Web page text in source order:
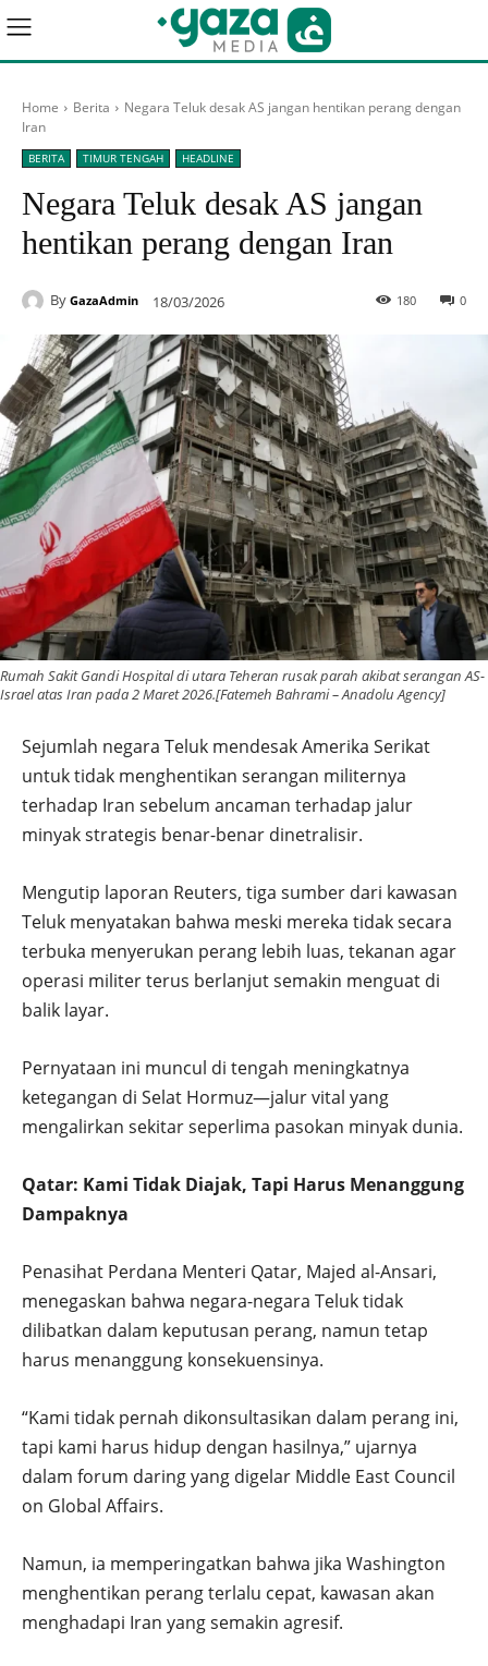
Home Berita
Negara Teluk desak AS jangan hentikan perang dengan
Iran
BERITA TIMUR TENGAH HEADLINE
Negara Teluk desak AS jangan
hentikan perang dengan Iran
By GazaAdmin 18/03/2026 0
180
Rumah Sakit Gandi Hospital di utara Teheran rusak parah akibat serangan AS-
Israel atas Iran pada 2 Maret 2026.[Fatemeh Bahrami – Anadolu Agency]
Sejumlah negara Teluk mendesak Amerika Serikat
untuk tidak menghentikan serangan militernya
terhadap Iran sebelum ancaman terhadap jalur
minyak strategis benar-benar dinetralisir.
Mengutip laporan Reuters, tiga sumber dari kawasan
Teluk menyatakan bahwa meski mereka tidak secara
terbuka menyerukan perang lebih luas, tekanan agar
operasi militer terus berlanjut semakin menguat di
balik layar.
Pernyataan ini muncul di tengah meningkatnya
ketegangan di Selat Hormuz—jalur vital yang
mengalirkan sekitar seperlima pasokan minyak dunia.
Qatar: Kami Tidak Diajak, Tapi Harus Menanggung
Dampaknya
Penasihat Perdana Menteri Qatar, Majed al-Ansari,
menegaskan bahwa negara-negara Teluk tidak
dilibatkan dalam keputusan perang, namun tetap
harus menanggung konsekuensinya.
“Kami tidak pernah dikonsultasikan dalam perang ini,
tapi kami harus hidup dengan hasilnya,” ujarnya
dalam forum daring yang digelar Middle East Council
on Global Affairs.
Namun, ia memperingatkan bahwa jika Washington
menghentikan perang terlalu cepat, kawasan akan
menghadapi Iran yang semakin agresif.